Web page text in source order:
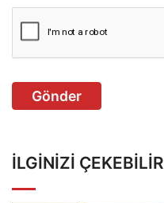
Gönder
İLGINIZI ÇEKEBILIR